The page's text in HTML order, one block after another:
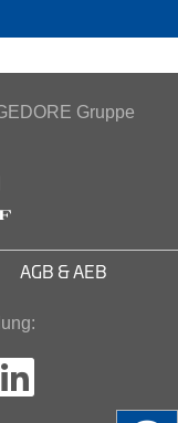
Gruppe
AGB & AEB